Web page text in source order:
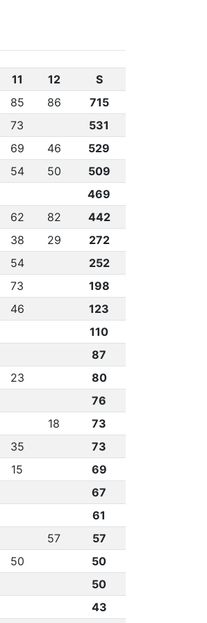
11 12
S
85 86
715
73
531
69 46
529
54 50
509
469
62 82
442
38 29
272
54
252
73
198
46
123
110
87
23
80
76
18
73
35
73
15
69
67
61
57
57
50
50
50
43